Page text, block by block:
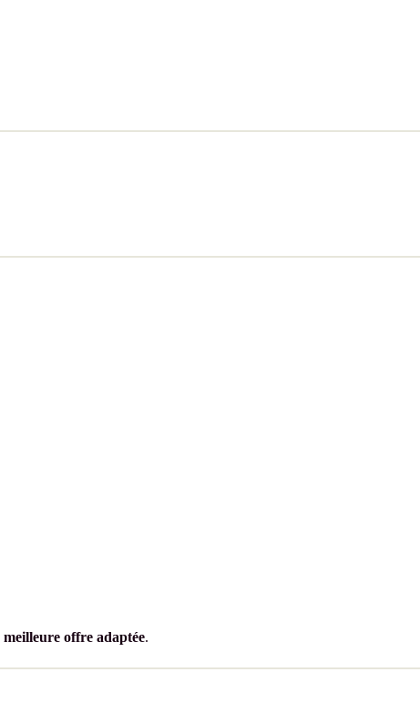
meilleure offre adaptée.